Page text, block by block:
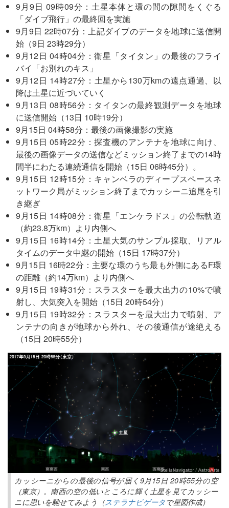
9月9日 09時09分：土星本体と環の間の隙間をくぐる
「ダイブ飛行」の最終回を実施
9月9日 22時07分：上記ダイブのデータを地球に送信開
始（9日 23時29分）
9月12日 04時04分：衛星「タイタン」の最後のフライ
バイ「お別れのキス」
9月12日 14時27分：土星から130万kmの遠点通過、以
降は土星に近づいていく
9月13日 08時56分：タイタンの最終観測データを地球
に送信開始（13日 10時19分）
9月15日 04時58分：最後の画像撮影の実施
9月15日 05時22分：探査機のアンテナを地球に向け、
最後の画像データの送信などミッション終了までの14時
間半にわたる連続通信を開始（15日 06時45分）。
9月15日 12時15分：キャンベラのディープスペースネ
ットワーク局がミッション終了までカッシーニ追尾を引
き継ぎ
9月15日 14時08分：衛星「エンケラドス」の公転軌道
（約23.8万km）より内側へ
9月15日 16時14分：土星大気のサンプル採取、リアル
タイムのデータ中継の開始（15日 17時37分）
9月15日 16時22分：主要な環のうち最も外側にあるF環
の距離（約14万km）より内側へ
9月15日 19時31分：スラスターを最大出力の10%で噴
射し、大気突入を開始（15日 20時54分）
9月15日 19時32分：スラスターを最大出力で噴射、ア
ンテナの向きが地球から外れ、その後通信が途絶える
（15日 20時55分）
カッシーニからの最後の信号が届く9月15日 20時55分の空
（東京）。南西の空の低いところに輝く土星を見てカッシー
ニに思いを馳せてみよう（ステラナビゲータ で星図作成）